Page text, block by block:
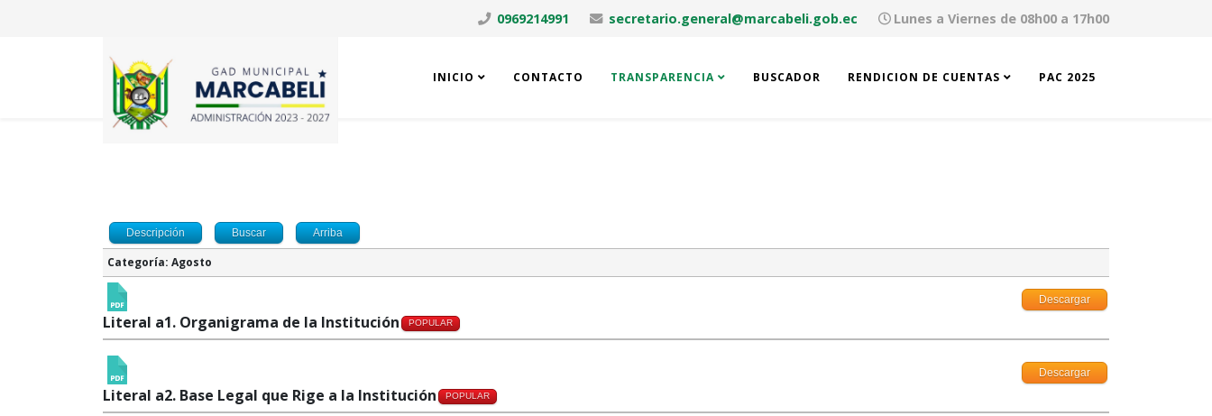
0969214991 secretario.general@marcabeli.gob.ec Lunes a Viernes de 08h00 a 17h00
INICIO CONTACTO TRANSPARENCIA BUSCADOR RENDICION DE CUENTAS PAC 2025
Descripción Buscar Arriba
Categoría: Agosto
Literal a1. Organigrama de la Institución POPULAR
Descargar
Literal a2. Base Legal que Rige a la Institución POPULAR
Descargar